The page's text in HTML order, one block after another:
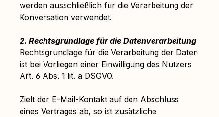
werden ausschließlich für die Verarbeitung der
Konversation verwendet.
2. Rechtsgrundlage für die Datenverarbeitung
Rechtsgrundlage für die Verarbeitung der Daten
ist bei Vorliegen einer Einwilligung des Nutzers
Art. 6 Abs. 1 lit. a DSGVO.
Zielt der E-Mail-Kontakt auf den Abschluss
eines Vertrages ab, so ist zusätzliche